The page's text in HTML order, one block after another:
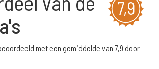
7,9
met een gemiddelde van 7,9 door